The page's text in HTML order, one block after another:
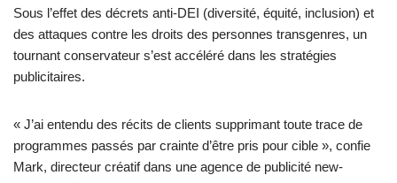
Sous l’effet des décrets anti-DEI (diversité, équité, inclusion) et
des attaques contre les droits des personnes transgenres, un
tournant conservateur s’est accéléré dans les stratégies
publicitaires.
« J’ai entendu des récits de clients supprimant toute trace de
programmes passés par crainte d’être pris pour cible », confie
Mark, directeur créatif dans une agence de publicité new-